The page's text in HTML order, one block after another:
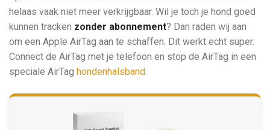
helaas vaak niet meer verkrijgbaar. Wil je toch je hond goed
kunnen tracken zonder abonnement? Dan raden wij aan
om een Apple AirTag aan te schaffen. Dit werkt echt super.
Connect de AirTag met je telefoon en stop de AirTag in een
speciale AirTag hondenhalsband.